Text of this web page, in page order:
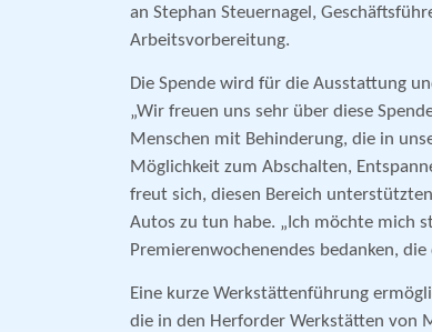
an Stephan Steuernagel,
Arbeitsvorbereitung.
Die Spende wird für die Ausstattung
„Wir freuen uns sehr über diese
Menschen mit Behinderung, die in
Möglichkeit zum Abschalten,
freut sich, diesen Bereich
Autos zu tun habe. „Ich möchte mich
Premierenwochenendes bedanken,
Eine kurze Werkstättenführung
die in den Herforder Werkstätten von